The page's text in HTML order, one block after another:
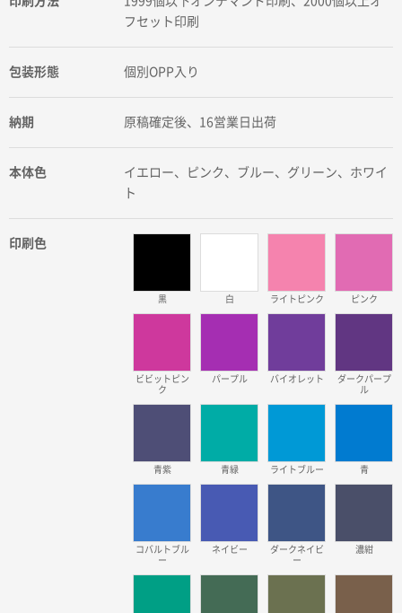
フセット印刷
包装形態 個別OPP入り
納期 原稿確定後、16営業日出荷
本体色
イエロー、ピンク、ブルー、グリーン、ホワイ
ト
印刷色
黒 白 ライトピンク ピンク
ビビットピン
ク
パープル バイオレット
ダークパープ
ル
青紫 青緑 ライトブルー 青
コバルトブル
ー
ネイビー
ダークネイビ
ー
濃紺